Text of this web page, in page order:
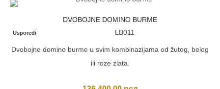
DVOBOJNE DOMINO BURME
Usporedi LB011
Dvobojne domino burme u svim kombinazijama od žutog, belog
ili roze zlata.